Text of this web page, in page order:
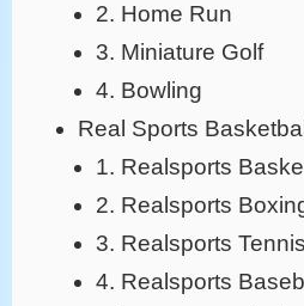
2. Home Run
3. Miniature Golf
4. Bowling
Real Sports
1. Realsports
2. Realsports
3. Realsports
4. Realsports